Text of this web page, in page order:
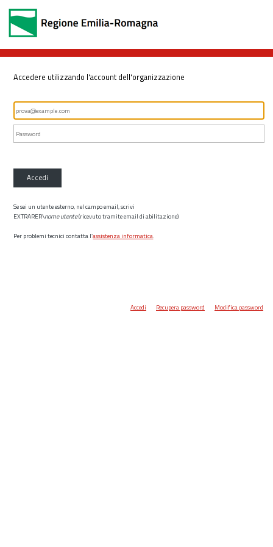
Accedere utilizzando l'account dell'organizzazione
Accedi
Se sei un utente esterno, nel campo email, scrivi
EXTRARER\nome utente(ricevuto tramite email di abilitazione)
Per problemi tecnici contatta l’assistenza informatica.
Accedi Recupera password Modifica password